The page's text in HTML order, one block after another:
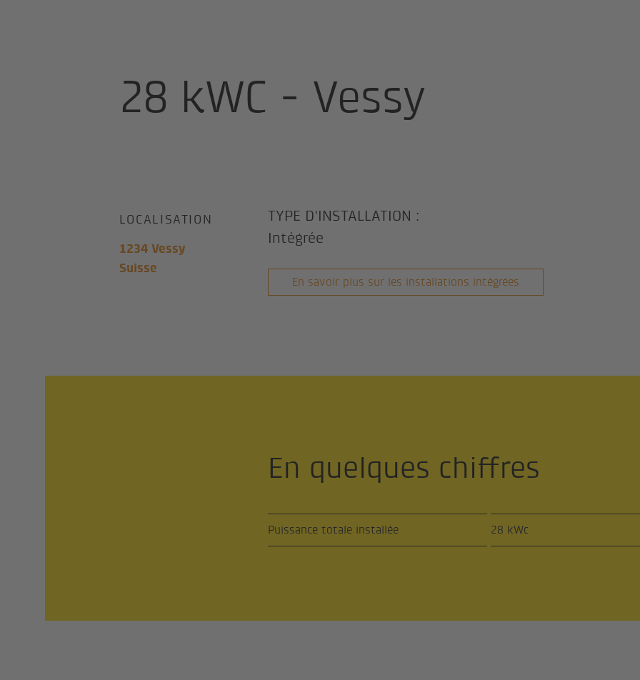
28 kWC - Vessy
LOCALISATION
1234 Vessy
Suisse
TYPE D'INSTALLATION :
Intégrée
En savoir plus sur les installations intégrées
En quelques chiffres
Puissance totale installée 28 kWc